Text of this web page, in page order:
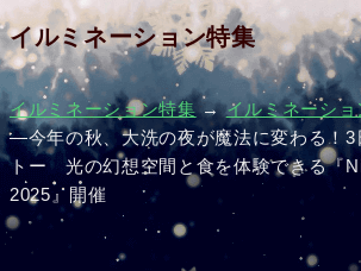
イルミネーション特集
イルミネーション特集→イルミネーシ
―今年の秋、大洗の夜が魔法に変わる！3
トー 光の幻想空間と食を体験できる『
2025』開催